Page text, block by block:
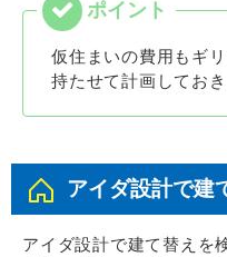
仮住まいの費用もギ
持たせて計画しておき
アイダ設計で建
アイダ設計で建て替えを